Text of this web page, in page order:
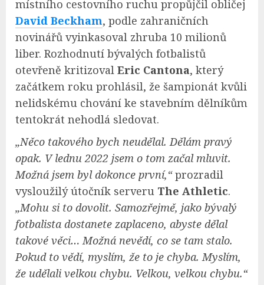
místního cestovního ruchu propůjčil obličej
David Beckham, podle zahraničních
novinářů vyinkasoval zhruba 10 milionů
liber. Rozhodnutí bývalých fotbalistů
otevřeně kritizoval Eric Cantona, který
začátkem roku prohlásil, že šampionát kvůli
nelidskému chování ke stavebním dělníkům
tentokrát nehodlá sledovat.
„Něco takového bych neudělal. Dělám pravý
opak. V lednu 2022 jsem o tom začal mluvit.
Možná jsem byl dokonce první,“prozradil
vysloužilý útočník serveru The Athletic.
„Mohu si to dovolit. Samozřejmě, jako bývalý
fotbalista dostanete zaplaceno, abyste dělal
takové věci… Možná nevědí, co se tam stalo.
Pokud to vědí, myslím, že to je chyba. Myslím,
že udělali velkou chybu. Velkou, velkou chybu.“